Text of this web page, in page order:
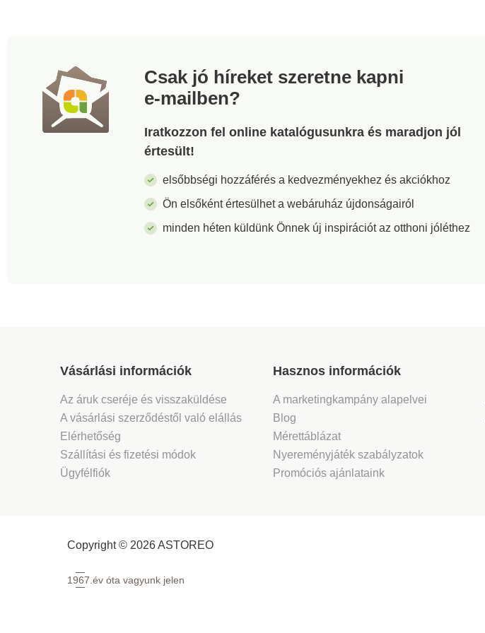
Csak jó híreket szeretne kapni
e-mailben?
Iratkozzon fel online katalógusunkra és maradjon jól
értesült!
elsőbbségi hozzáférés a kedvezményekhez és akciókhoz
Ön elsőként értesülhet a webáruház újdonságairól
minden héten küldünk Önnek új inspirációt az otthoni jóléthez
Vásárlási információk
Az áruk cseréje és visszaküldése
A vásárlási szerződéstől való elállás
Elérhetőség
Szállítási és fizetési módok
Ügyfélfiók
Hasznos információk
A marketingkampány alapelvei
Blog
Mérettáblázat
Nyereményjáték szabályzatok
Promóciós ajánlataink
Copyright © 2026 ASTOREO
1967. év óta vagyunk jelen